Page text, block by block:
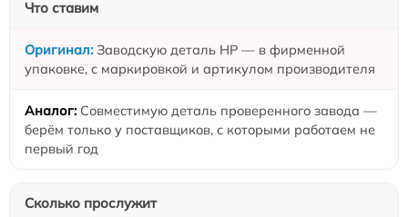
Что ставим
Заводскую деталь HP — в фирменной
упаковке, с маркировкой и артикулом производителя
Совместимую деталь проверенного завода —
берём только у поставщиков, с которыми работаем не
первый год
Сколько прослужит